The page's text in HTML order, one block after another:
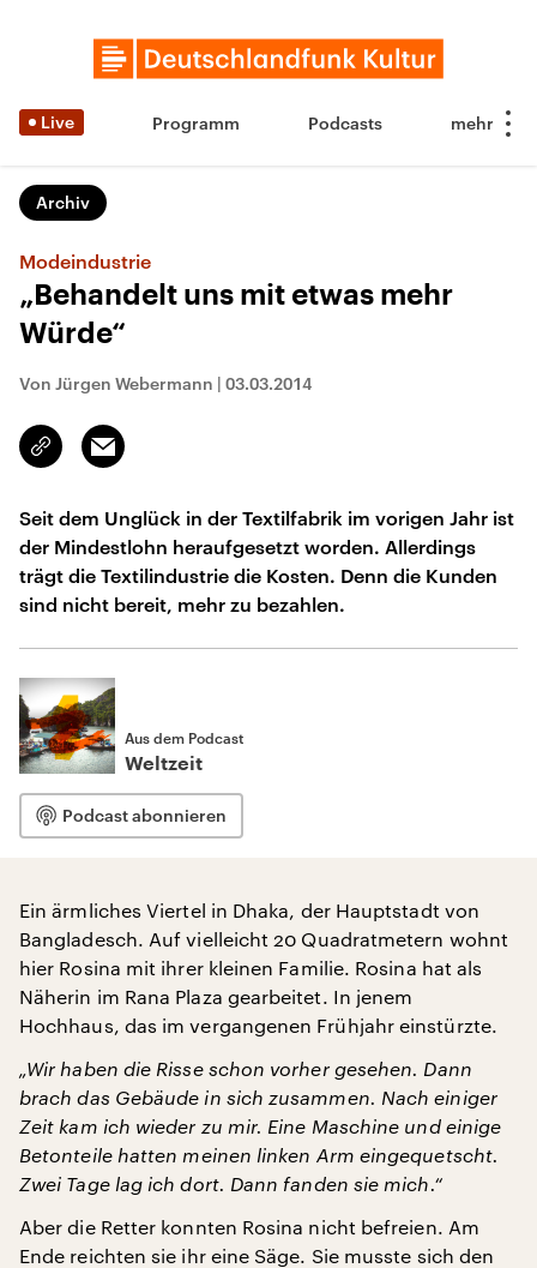
Live Programm Podcasts
Archiv
Modeindustrie
„Behandelt uns mit etwas mehr
Würde“
Von Jürgen Webermann | 03.03.2014
Link
kopieren/teilen
Email
Seit dem Unglück in der Textilfabrik im vorigen Jahr ist
der Mindestlohn heraufgesetzt worden. Allerdings
trägt die Textilindustrie die Kosten. Denn die Kunden
sind nicht bereit, mehr zu bezahlen.
Aus dem Podcast
Weltzeit
Podcast abonnieren
Ein ärmliches Viertel in Dhaka, der Hauptstadt von
Bangladesch. Auf vielleicht 20 Quadratmetern wohnt
hier Rosina mit ihrer kleinen Familie. Rosina hat als
Näherin im Rana Plaza gearbeitet. In jenem
Hochhaus, das im vergangenen Frühjahr einstürzte.
„Wir haben die Risse schon vorher gesehen. Dann
brach das Gebäude in sich zusammen. Nach einiger
Zeit kam ich wieder zu mir. Eine Maschine und einige
Betonteile hatten meinen linken Arm eingequetscht.
Zwei Tage lag ich dort. Dann fanden sie mich.“
Aber die Retter konnten Rosina nicht befreien. Am
Ende reichten sie ihr eine Säge. Sie musste sich den